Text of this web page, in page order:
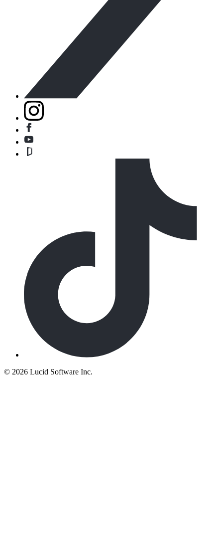
© 2026 Lucid Software Inc.